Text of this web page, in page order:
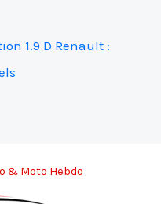
1.9 D Renault :
& Moto Hebdo